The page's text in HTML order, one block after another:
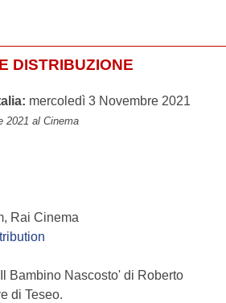
DISTRIBUZIONE
mercoledì 3 Novembre 2021
2021 al Cinema
Rai Cinema
Bambino Nascosto' di Roberto
di Teseo.